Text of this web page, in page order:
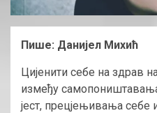
Пише: Данијел Михић
Цијенити себе на здрав
између
јест, прецјењивања себе